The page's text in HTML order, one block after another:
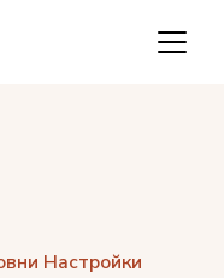
Настройки